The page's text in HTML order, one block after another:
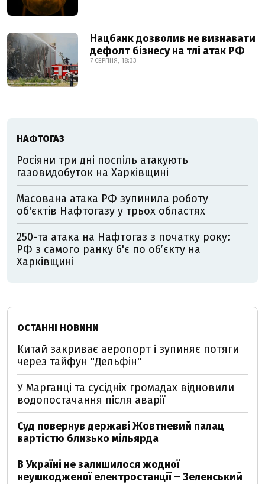
Нацбанк дозволив не визнавати
дефолт бізнесу на тлі атак РФ
7 СЕРПНЯ, 18:33
НАФТОГАЗ
Росіяни три дні поспіль атакують
газовидобуток на Харківщині
Масована атака РФ зупинила роботу
об'єктів Нафтогазу у трьох областях
250-та атака на Нафтогаз з початку року:
РФ з самого ранку б'є по об’єкту на
Харківщині
ОСТАННІ НОВИНИ
Китай закриває аеропорт і зупиняє потяги
через тайфун "Дельфін"
У Марганці та сусідніх громадах відновили
водопостачання після аварії
Суд повернув державі Жовтневий палац
вартістю близько мільярда
В Україні не залишилося жодної
неушкодженої електростанції – Зеленський